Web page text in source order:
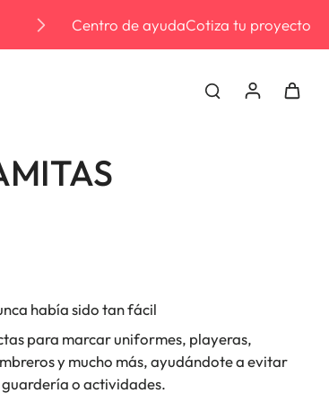
Centro de ayudaCotiza tu proyecto
Envio
había sido tan fácil
para marcar uniformes, playeras,
y mucho más, ayudándote a evitar
guardería o actividades.